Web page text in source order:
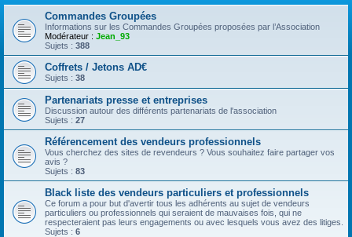
Commandes Groupées
Informations sur les Commandes Groupées proposées par l’Association
Modérateur : Jean_93
Sujets : 388
Coffrets / Jetons AD€
Sujets : 38
Partenariats presse et entreprises
Discussion autour des différents partenariats de l'association
Sujets : 27
Référencement des vendeurs professionnels
Vous cherchez des sites de revendeurs ? Vous souhaitez faire partager vos
avis ?
Sujets : 83
Black liste des vendeurs particuliers et professionnels
Ce forum a pour but d'avertir tous les adhérents au sujet de vendeurs
particuliers ou professionnels qui seraient de mauvaises fois, qui ne
respecteraient pas leurs engagements ou avec lesquels vous avez des litiges.
Sujets : 6